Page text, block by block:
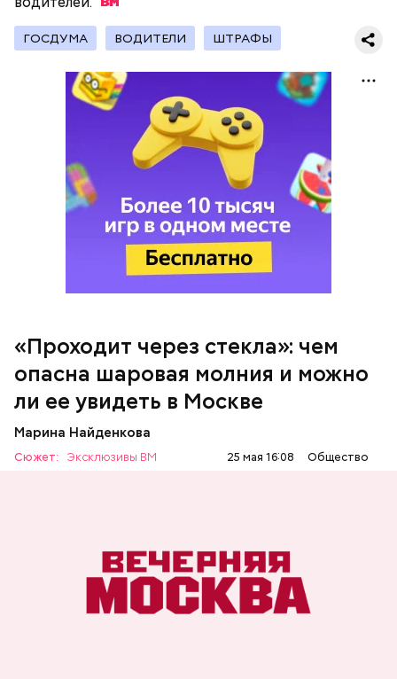
ГОСДУМА ВОДИТЕЛИ ШТРАФЫ
«Проходит через стекла»: чем
опасна шаровая молния и можно
ли ее увидеть в Москве
Марина Найденкова
Сюжет: Эксклюзивы ВМ 25 мая 16:08 Общество
— Маленькие — от одного сантиметра, средние —
Среднее время жизни молнии (маленькой и
средней) около 30 секунд. Большие же могут жить
и до нескольких минут, отметил эксперт.
При встрече с шаровой молнией важно не
паниковать, подчеркнул Бычков: